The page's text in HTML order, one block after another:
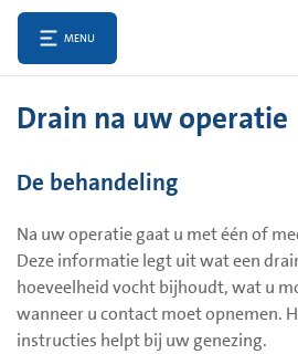
MENU
Drain na uw operatie
De behandeling
Na uw operatie gaat u met één of
Deze informatie legt uit wat een
hoeveelheid vocht bijhoudt, wat u
wanneer u contact moet opnemen.
instructies helpt bij uw genezing.